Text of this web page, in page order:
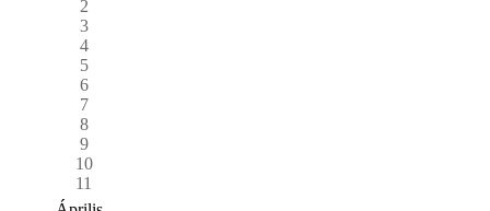
2
3
4
5
6
7
8
9
10
11